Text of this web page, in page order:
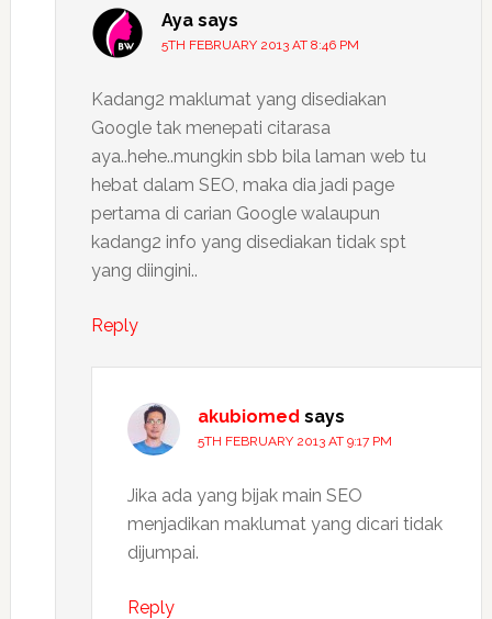
Aya says
5TH FEBRUARY 2013 AT 8:46 PM
Kadang2 maklumat yang disediakan
Google tak menepati citarasa
aya..hehe..mungkin sbb bila laman web tu
hebat dalam SEO, maka dia jadi page
pertama di carian Google walaupun
kadang2 info yang disediakan tidak spt
yang diingini..
Reply
akubiomed says
5TH FEBRUARY 2013 AT 9:17 PM
Jika ada yang bijak main SEO
menjadikan maklumat yang dicari tidak
dijumpai.
Reply